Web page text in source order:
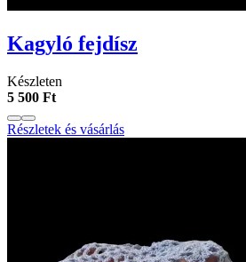
Kagyló fejdísz
Készleten
5 500 Ft
Részletek és vásárlás